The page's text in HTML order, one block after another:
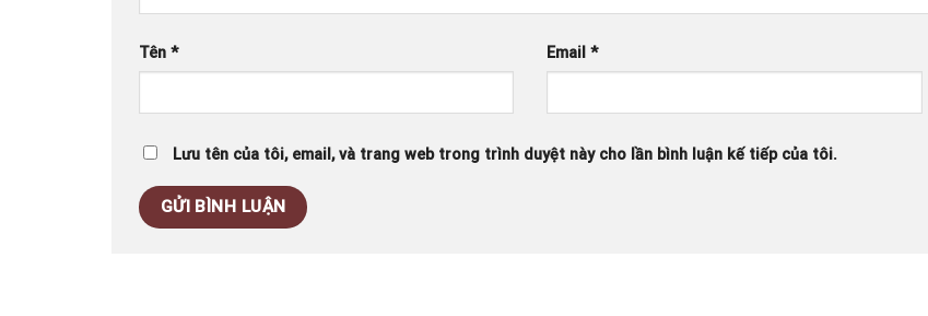
Tên * Email*
Lưu tên của tôi, email, và trang web trong trình duyệt này cho lần bình luận kế tiếp của tôi.